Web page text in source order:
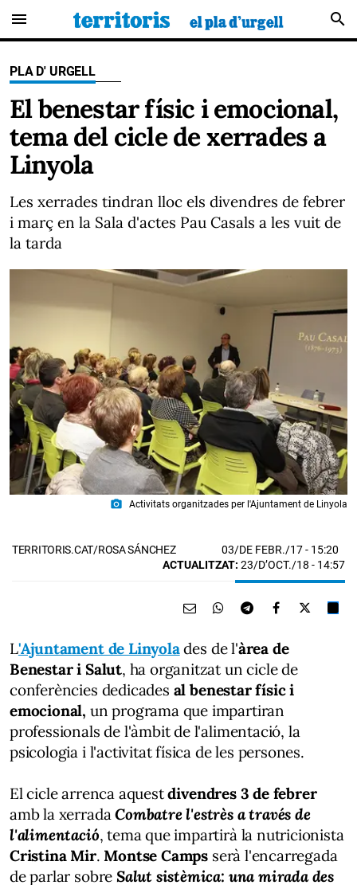
menu search
PLA D' URGELL
El benestar físic i emocional,
tema del cicle de xerrades a
Linyola
Les xerrades tindran lloc els divendres de febrer
i març en la Sala d'actes Pau Casals a les vuit de
la tarda
photo_camera Activitats organitzades per l'Ajuntament de Linyola
TERRITORIS.CAT/ROSA SÁNCHEZ 03/DE FEBR./17- 15:20
ACTUALITZAT: 23/D’OCT./18 - 14:57
L'Ajuntament de Linyolades de l'àrea de
Benestar i Salut, ha organitzat un cicle de
conferències dedicades al benestar físic i
emocional, un programa que impartiran
professionals de l'àmbit de l'alimentació, la
psicologia i l'activitat física de les persones.
El cicle arrenca aquestdivendres 3 de febrer
amb la xerradaCombatre l'estrès a través de
l'alimentació, tema que impartirà la nutricionista
Cristina Mir. Montse Camps serà l'encarregada
de parlar sobre Salut sistèmica: una mirada des